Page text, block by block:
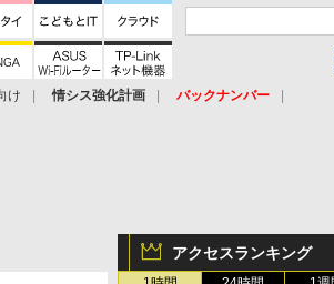
け 情シス強化計画
バックナンバー
アクセスランキング